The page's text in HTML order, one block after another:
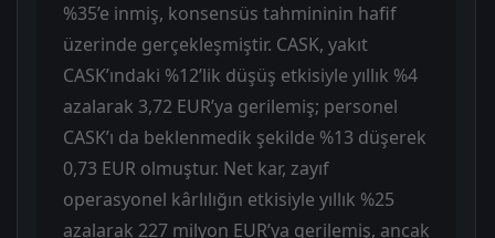
%35’e inmiş, konsensüs tahmininin hafif
üzerinde gerçekleşmiştir. CASK, yakıt
CASK’ındaki %12’lik düşüş etkisiyle yıllık %4
azalarak 3,72 EUR’ya gerilemiş; personel
CASK’ı da beklenmedik şekilde %13 düşerek
0,73 EUR olmuştur. Net kar, zayıf
operasyonel kârlılığın etkisiyle yıllık %25
azalarak 227 milyon EUR’ya gerilemiş, ancak